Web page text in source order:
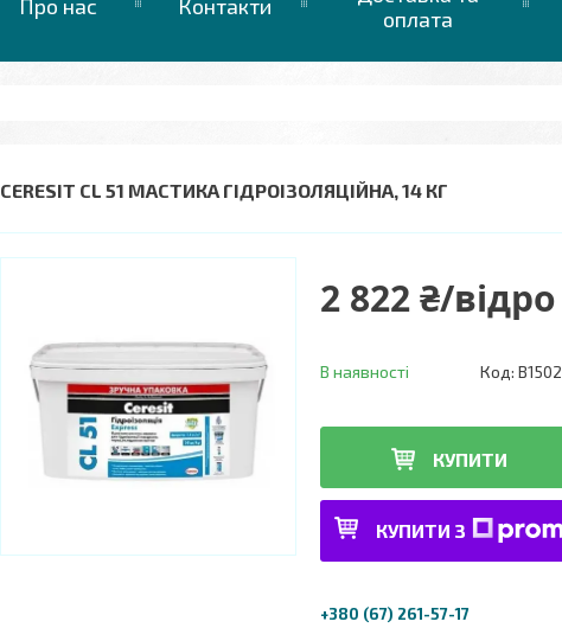
Про нас Контакти
оплата
CERESIT CL 51 МАСТИКА ГІДРОІЗОЛЯЦІЙНА, 14 КГ
2 822 ₴/відро
В наявності Код:
КУПИТИ
КУПИТИ З
+380 (67) 261-57-17